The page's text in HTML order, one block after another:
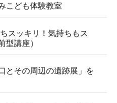
こども体験教室
スッキリ！気持ちもス
型講座）
とその周辺の遺跡展」を